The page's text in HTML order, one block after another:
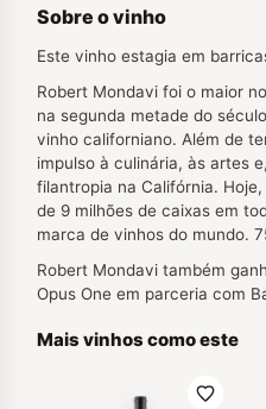
Sobre o vinho
Este vinho estagia em
Robert Mondavi foi o maior
na segunda metade do
vinho californiano. Além de
impulso à culinária, às artes
filantropia na Califórnia.
de 9 milhões de caixas em
marca de vinhos do mundo.
Robert Mondavi também
Opus One em parceria com
Mais vinhos como este